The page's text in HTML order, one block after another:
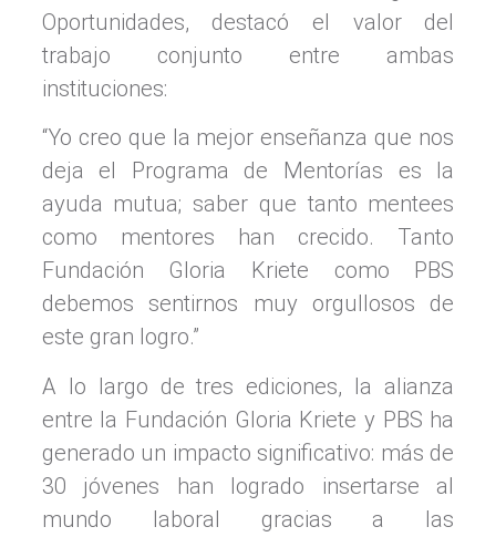
Oportunidades, destacó el valor del
trabajo conjunto entre ambas
instituciones:
“Yo creo que la mejor enseñanza que nos
deja el Programa de Mentorías es la
ayuda mutua; saber que tanto mentees
como mentores han crecido. Tanto
Fundación Gloria Kriete como PBS
debemos sentirnos muy orgullosos de
este gran logro.”
A lo largo de tres ediciones, la alianza
entre la Fundación Gloria Kriete y PBS ha
generado un impacto significativo: más de
30 jóvenes han logrado insertarse al
mundo laboral gracias a las